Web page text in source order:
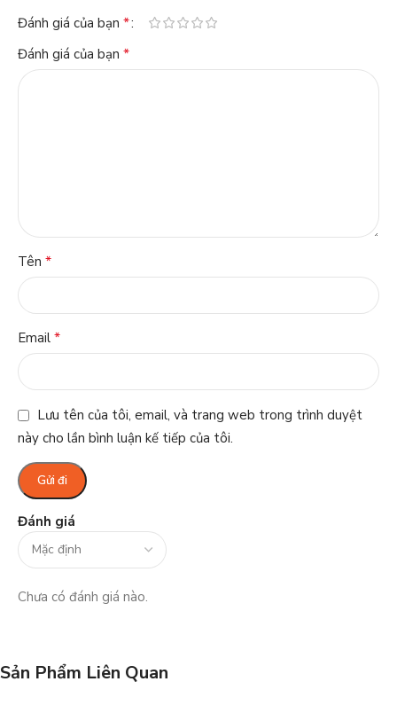
Đánh giá
Chưa có đánh giá nào.
Đánh giá của bạn *
Đánh giá của bạn *
Tên *
Email *
Lưu tên của tôi, email, và trang web trong trình duyệt
này cho lần bình luận kế tiếp của tôi.
Sản Phẩm Liên Quan